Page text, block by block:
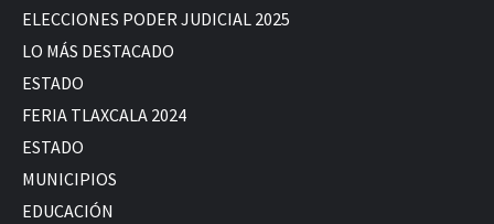
ELECCIONES PODER JUDICIAL 2025
LO MÁS DESTACADO
ESTADO
FERIA TLAXCALA 2024
ESTADO
MUNICIPIOS
EDUCACIÓN